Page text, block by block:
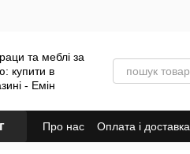
Про нас Оплата і доставка